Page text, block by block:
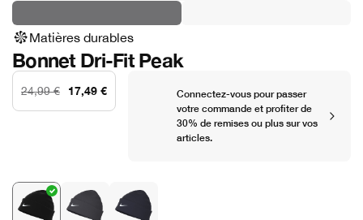
Bonnet Dri-Fit Peak
Matières durables
17,49 €
24,99 €
Connectez-vous pour passer
votre commande et profiter de
30% de remises ou plus sur vos
articles.